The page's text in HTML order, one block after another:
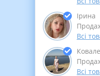
Ірина
Всі
Всі